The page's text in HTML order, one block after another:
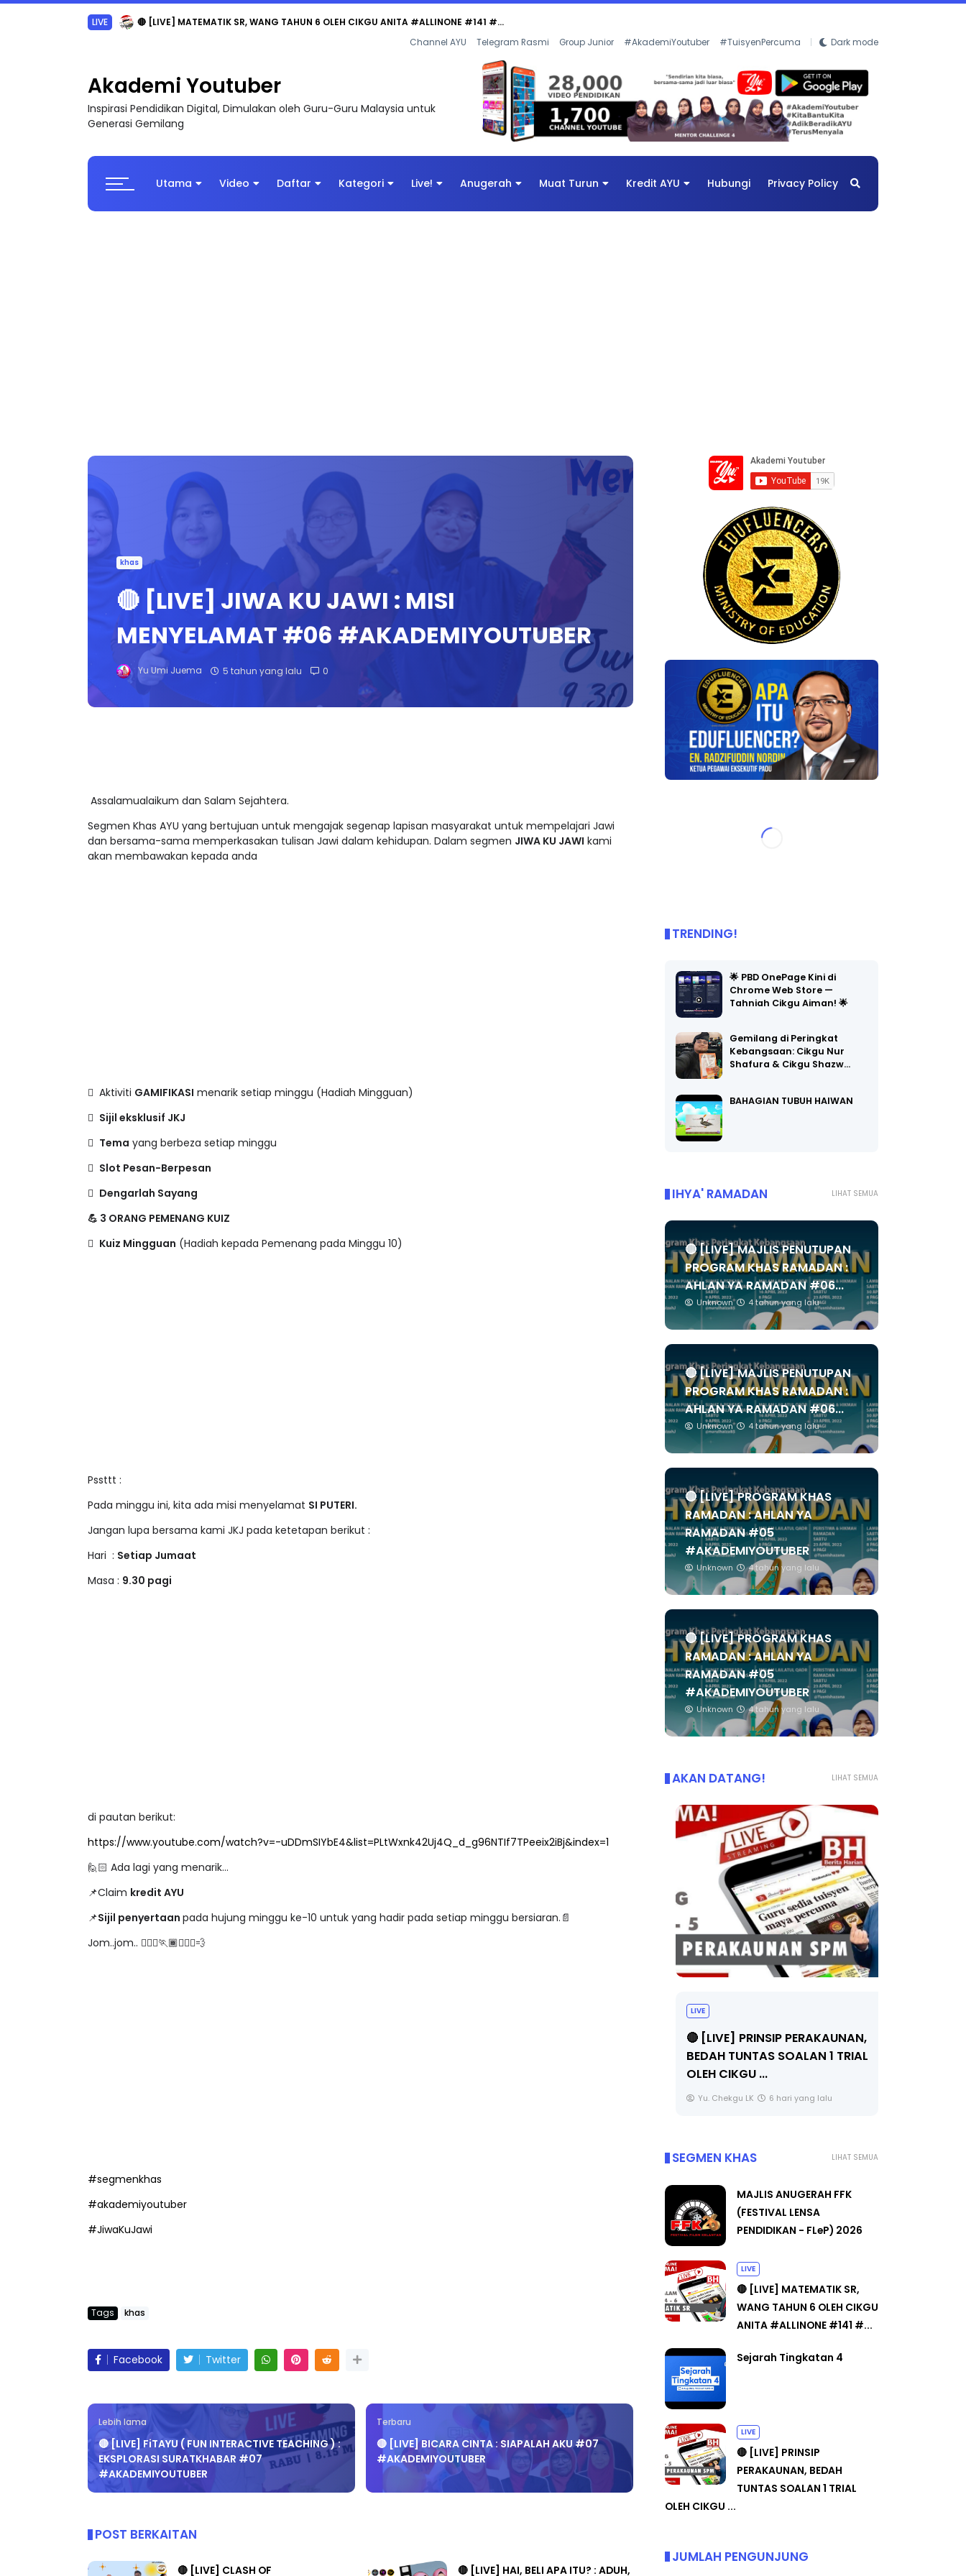
LIVE 🔴 [LIVE] MATEMATIK SR, WANG TAHUN 6 OLEH CIKGU ANITA #ALLINONE #141 #...
Channel AYU Telegram Rasmi Group Junior #AkademiYoutuber #TuisyenPercuma Dark mode
Akademi Youtuber
Inspirasi Pendidikan Digital, Dimulakan oleh Guru-Guru Malaysia untuk
Generasi Gemilang
Utama Video Daftar Kategori Live! Anugerah Muat Turun Kredit AYU Hubungi Privacy Policy
khas
🔴 [LIVE] JIWA KU JAWI : MISI
MENYELAMAT #06 #AKADEMIYOUTUBER
Yu Umi Juema 5 tahun yang lalu 0
Assalamualaikum dan Salam Sejahtera.
Segmen Khas AYU yang bertujuan untuk mengajak segenap lapisan masyarakat untuk mempelajari Jawi
dan bersama-sama memperkasakan tulisan Jawi dalam kehidupan. Dalam segmen JIWA KU JAWI kami
akan membawakan kepada anda
 Aktiviti GAMIFIKASI menarik setiap minggu (Hadiah Mingguan)
 Sijil eksklusif JKJ
 Tema yang berbeza setiap minggu
 Slot Pesan-Berpesan
 Dengarlah Sayang
💪 3 ORANG PEMENANG KUIZ
 Kuiz Mingguan (Hadiah kepada Pemenang pada Minggu 10)
Pssttt :
Pada minggu ini, kita ada misi menyelamat SI PUTERI.
Jangan lupa bersama kami JKJ pada ketetapan berikut :
Hari : Setiap Jumaat
Masa : 9.30 pagi
di pautan berikut:
https://www.youtube.com/watch?v=-uDDmSIYbE4&list=PLtWxnk42Uj4Q_d_g96NTIf7TPeeix2iBj&index=1
🙋🏻 Ada lagi yang menarik...
📌Claim kredit AYU
📌Sijil penyertaan pada hujung minggu ke-10 untuk yang hadir pada setiap minggu bersiaran.📄
Jom..jom.. 🏃🏽‍♀️🏃🏾🏃🏾‍♂️💨
#segmenkhas
#akademiyoutuber
#JiwaKuJawi
Tags khas
Facebook Twitter
Lebih lama
🔴 [LIVE] FiTAYU ( FUN INTERACTIVE TEACHING ) :
EKSPLORASI SURATKHABAR #07
#AKADEMIYOUTUBER
Terbaru
🔴 [LIVE] BICARA CINTA : SIAPALAH AKU #07
#AKADEMIYOUTUBER
POST BERKAITAN
🔴 [LIVE] CLASH OF 🔴 [LIVE] HAI, BELI APA ITU? : ADUH,
TRENDING!
🌟 PBD OnePage Kini di
Chrome Web Store —
Tahniah Cikgu Aiman! 🌟
Gemilang di Peringkat
Kebangsaan: Cikgu Nur
Shafura & Cikgu Shazw…
BAHAGIAN TUBUH HAIWAN
LIHAT SEMUA
IHYA' RAMADAN
🔴 [LIVE] MAJLIS PENUTUPAN
PROGRAM KHAS RAMADAN :
AHLAN YA RAMADAN #06...
Unknown 4 tahun yang lalu
🔴 [LIVE] MAJLIS PENUTUPAN
PROGRAM KHAS RAMADAN :
AHLAN YA RAMADAN #06...
Unknown 4 tahun yang lalu
🔴 [LIVE] PROGRAM KHAS
RAMADAN : AHLAN YA
RAMADAN #05
#AKADEMIYOUTUBER
Unknown 4 tahun yang lalu
🔴 [LIVE] PROGRAM KHAS
RAMADAN : AHLAN YA
RAMADAN #05
#AKADEMIYOUTUBER
Unknown 4 tahun yang lalu
LIHAT SEMUA
AKAN DATANG!
LIVE
🔴 [LIVE] PRINSIP PERAKAUNAN,
BEDAH TUNTAS SOALAN 1 TRIAL
OLEH CIKGU ...
Yu. Chekgu LK 6 hari yang lalu
LIHAT SEMUA
SEGMEN KHAS
MAJLIS ANUGERAH FFK
(FESTIVAL LENSA
PENDIDIKAN - FLeP) 2026
LIVE
🔴 [LIVE] MATEMATIK SR,
WANG TAHUN 6 OLEH CIKGU
ANITA #ALLINONE #141 #...
Sejarah Tingkatan 4
LIVE
🔴 [LIVE] PRINSIP
PERAKAUNAN, BEDAH
TUNTAS SOALAN 1 TRIAL
OLEH CIKGU ...
JUMLAH PENGUNJUNG